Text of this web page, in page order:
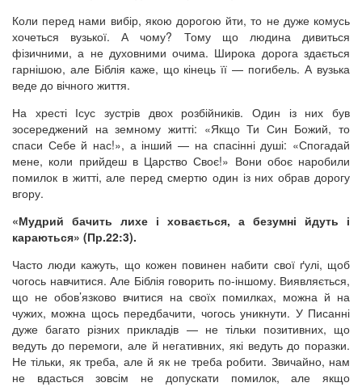
Коли перед нами вибір, якою дорогою йти, то не дуже комусь
хочеться вузької. А чому? Тому що людина дивиться
фізичними, а не духовними очима. Широка дорога здається
гарнішою, але Біблія каже, що кінець її — погибель. А вузька
веде до вічного життя.
На хресті Ісус зустрів двох розбійників. Один із них був
зосереджений на земному житті: «Якщо Ти Син Божий, то
спаси Себе й нас!», а інший — на спасінні душі: «Спогадай
мене, коли прийдеш в Царство Своє!» Вони обоє наробили
помилок в житті, але перед смертю один із них обрав дорогу
вгору.
«Мудрий бачить лихе і ховається, а безумні йдуть і
караються» (Пр.22:3).
Часто люди кажуть, що кожен повинен набити свої ґулі, щоб
чогось навчитися. Але Біблія говорить по-іншому. Виявляється,
що не обов’язково вчитися на своїх помилках, можна й на
чужих, можна щось передбачити, чогось уникнути. У Писанні
дуже багато різних прикладів — не тільки позитивних, що
ведуть до перемоги, але й негативних, які ведуть до поразки.
Не тільки, як треба, але й як не треба робити. Звичайно, нам
не вдасться зовсім не допускати помилок, але якщо